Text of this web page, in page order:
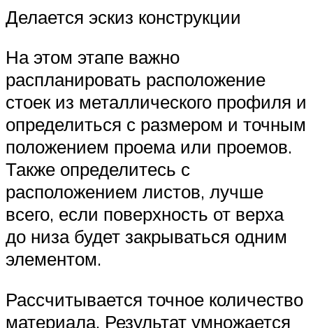
Делается эскиз конструкции
На этом этапе важно
распланировать расположение
стоек из металлического профиля и
определиться с размером и точным
положением проема или проемов.
Также определитесь с
расположением листов, лучше
всего, если поверхность от верха
до низа будет закрываться одним
элементом.
Рассчитывается точное количество
материала. Результат умножается